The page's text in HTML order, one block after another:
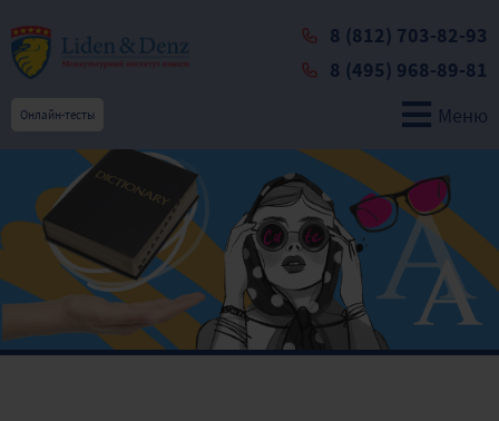
8 (812) 703-82-93
8 (495) 968-89-81
Онлайн-тесты Меню